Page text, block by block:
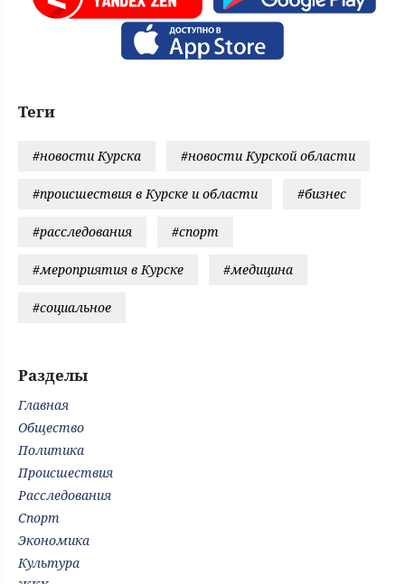
Теги
#новости Курска #новости Курской области
#происшествия в Курске и области #бизнес
#расследования #спорт
#мероприятия в Курске #медицина
#социальное
Разделы
Главная
Общество
Политика
Происшествия
Расследования
Спорт
Экономика
Культура